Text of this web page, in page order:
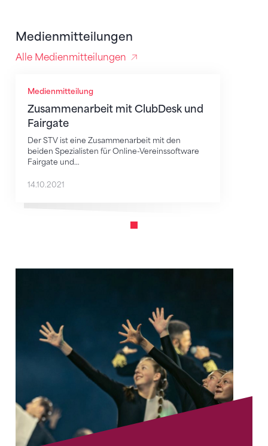
Medienmitteilungen
Alle Medienmitteilungen
Medienmitteilung
Zusammenarbeit mit ClubDesk und
Fairgate
Der STV ist eine Zusammenarbeit mit den
beiden Spezialisten für Online-Vereinssoftware
Fairgate und…
14.10.2021